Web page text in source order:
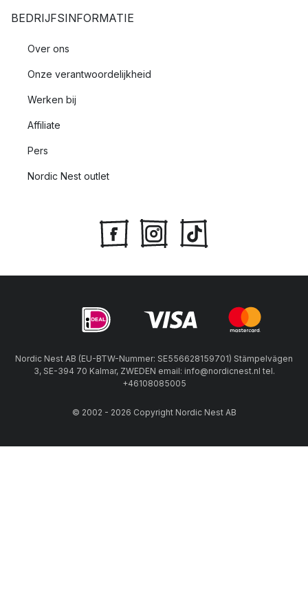
BEDRIJFSINFORMATIE
Over ons
Onze verantwoordelijkheid
Werken bij
Affiliate
Pers
Nordic Nest outlet
Nordic Nest AB (EU-BTW-Nummer: SE556628159701) Stämpelvägen
3, SE-394 70 Kalmar, ZWEDEN email: info@nordicnest.nl tel.
+46108085005
© 2002 - 2026 Copyright Nordic Nest AB